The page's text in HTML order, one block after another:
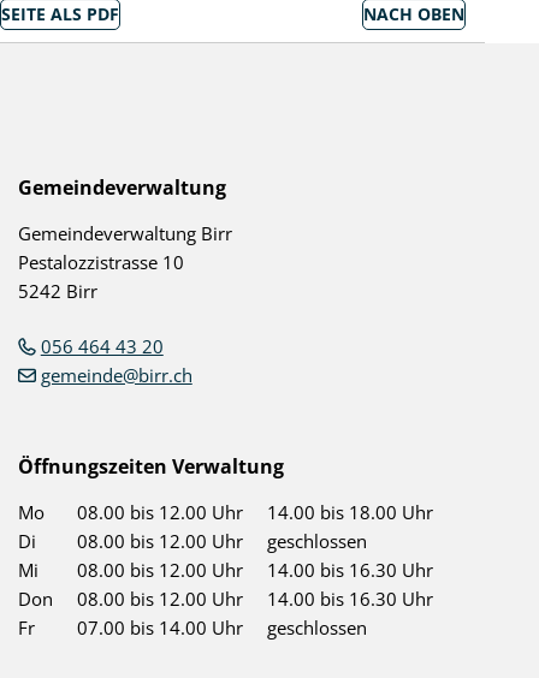
SEITE ALS PDF NACH OBEN
Gemeindeverwaltung
Gemeindeverwaltung Birr
Pestalozzistrasse 10
5242 Birr
056 464 43 20
gemeinde@birr.ch
Öffnungszeiten Verwaltung
Mo 08.00 bis 12.00 Uhr
14.00 bis 18.00 Uhr
Di
08.00 bis 12.00 Uhr
geschlossen
Mi
08.00 bis 12.00 Uhr
14.00 bis 16.30 Uhr
Don
08.00 bis 12.00 Uhr
14.00 bis 16.30 Uhr
Fr
07.00 bis 14.00 Uhr geschlossen